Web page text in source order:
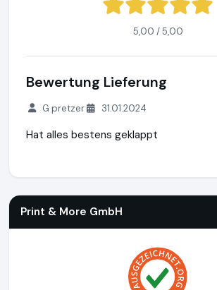
5,00 / 5,00
Bewertung Lieferung
G pretzer 31.01.2024
Hat alles bestens geklappt
Print & More GmbH